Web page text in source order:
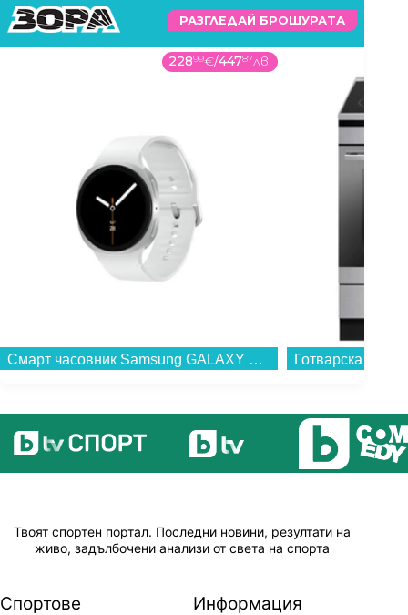
РАЗГЛЕДАЙ БРОШУРАТА
22899€/44787лв.
Твоят спортен портал. Последни новини, резултати на
живо, задълбочени анализи от света на спорта
Спортове Информация